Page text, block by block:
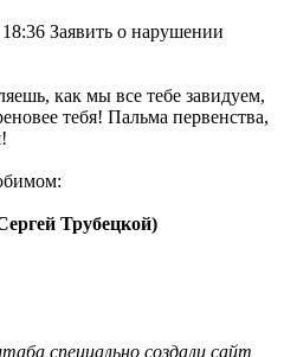
Заявить о нарушении
как мы все тебе завидуем,
тебя! Пальма первенства,
Трубецкой)
специально создали сайт